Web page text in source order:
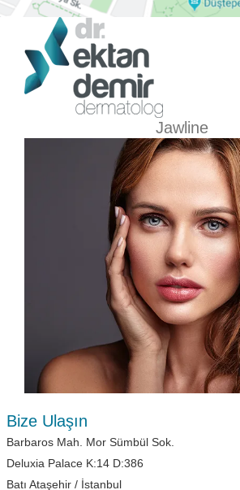
Jawline
Bize Ulaşın
Barbaros Mah. Mor Sümbül Sok.
Deluxia Palace K:14 D:386
Batı Ataşehir / İstanbul